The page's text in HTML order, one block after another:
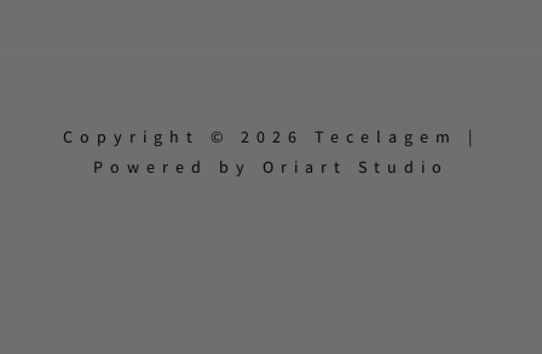
Copyright © 2026 Tecelagem |
Powered by Oriart Studio